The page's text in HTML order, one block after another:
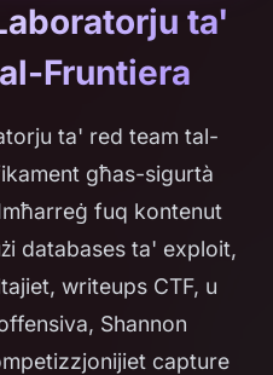
ta'
Fruntiera
ta' red team tal-
għas-sigurtà
fuq kontenut
databases ta' exploit,
writeups CTF, u
Shannon
capture